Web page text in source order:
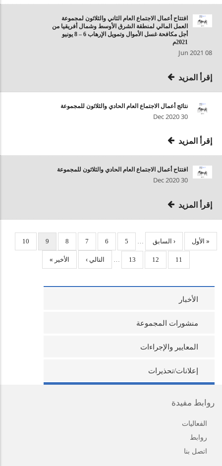
افتتاح أعمال الاجتماع العام الثاني والثلاثون لمجموعة
العمل المالي لمنطقة الشرق الأوسط وشمال أفريقيا من
أجل مكافحة غسل الأموال وتمويل الإرهاب 6 – 8 يونيو
2021م
08 Jun 2021
إقرأ المزيد
نتائج أعمال الاجتماع العام الحادي والثلاثون للمجموعة
30 Dec 2020
إقرأ المزيد
افتتاح أعمال الاجتماع العام الحادي والثلاثون للمجموعة
30 Dec 2020
إقرأ المزيد
إدارة
عرض
الملخص
« الأول المنطقة
‹ السابق استرجاع
5 استرجاع
6 استرجاع
7 استرجاع
8 الكيان
9 استرجاع
10
استرجاع
11 استرجاع
12 استرجاع
13 مراجعة
التالي ›
معلومات
المراجعة
الأخير »
الأخبار
منشورات المجموعة
المعايير والإجراءات
إعلانات/تحذيرات
روابط مفيدة
الفعاليات
روابط
اتصل بنا